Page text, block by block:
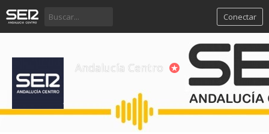
Conectar
Andalucía Centro